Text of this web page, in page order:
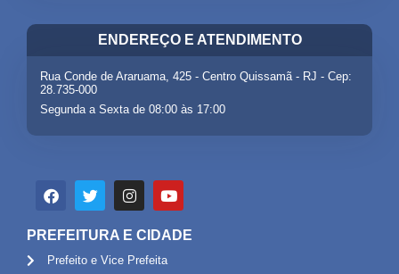
ENDEREÇO E ATENDIMENTO
Rua Conde de Araruama, 425 - Centro Quissamã - RJ - Cep:
28.735-000
Segunda a Sexta de 08:00 às 17:00
PREFEITURA E CIDADE
Prefeito e Vice Prefeita